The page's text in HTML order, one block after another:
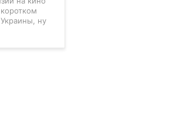
ну